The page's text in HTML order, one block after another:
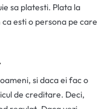
sa platesti. Plata la
esti o persona pe care
si daca ei fac o
de creditare. Deci,